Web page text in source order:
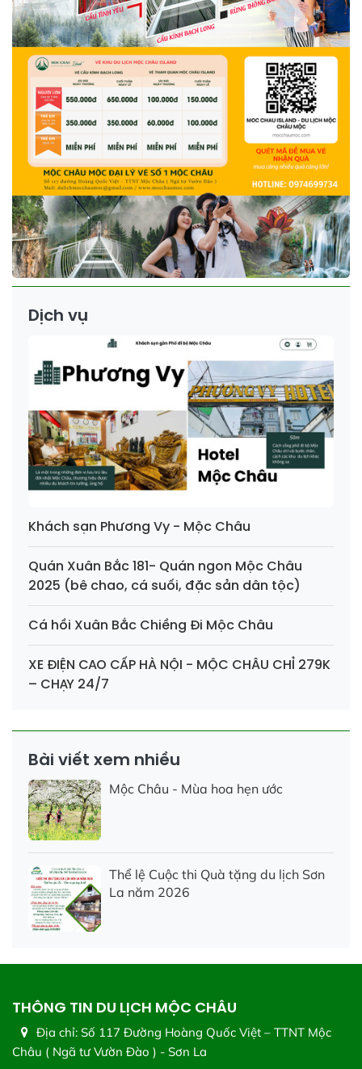
Dịch vụ
Khách sạn Phương Vy - Mộc Châu
Quán Xuân Bắc 181- Quán ngon Mộc Châu
2025 (bê chao, cá suối, đặc sản dân tộc)
Cá hồi Xuân Bắc Chiềng Đi Mộc Châu
XE ĐIỆN CAO CẤP HÀ NỘI - MỘC CHÂU CHỈ 279K
– CHẠY 24/7
Bài viết xem nhiều
Mộc Châu - Mùa hoa hẹn ước
Thể lệ Cuộc thi Quà tặng du lịch Sơn
La năm 2026
THÔNG TIN DU LỊCH MỘC CHÂU
Địa chỉ: Số 117 Đường Hoàng Quốc Việt – TTNT Mộc
Châu ( Ngã tư Vườn Đào ) - Sơn La